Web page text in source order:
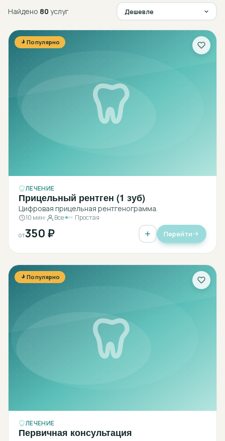
Найдено 80 услуг Дешевле
Популярно
ЛЕЧЕНИЕ
Прицельный рентген (1 зуб)
Цифровая прицельная рентгенограмма.
10 мин Все Простая
от350 ₽ Перейти
Популярно
ЛЕЧЕНИЕ
Первичная консультация